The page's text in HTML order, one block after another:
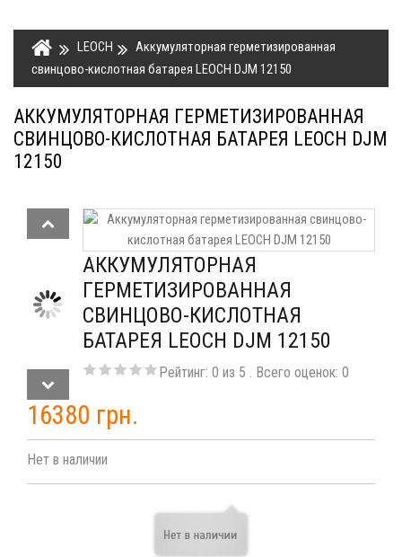
LEOCH
Аккумуляторная герметизированная
свинцово-кислотная батарея LEOCH DJM 12150
АККУМУЛЯТОРНАЯ ГЕРМЕТИЗИРОВАННАЯ
СВИНЦОВО-КИСЛОТНАЯ БАТАРЕЯ LEOCH DJM
12150
АККУМУЛЯТОРНАЯ
ГЕРМЕТИЗИРОВАННАЯ
СВИНЦОВО-КИСЛОТНАЯ
БАТАРЕЯ LEOCH DJM 12150
Рейтинг:0 из 5 . Всего оценок:0
16380 грн.
Нет в наличии